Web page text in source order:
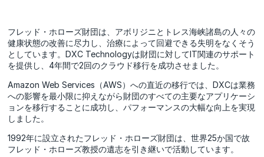
フレッド・ホローズ財団は、アボリジニとトレス海峡諸島の人々の
健康状態の改善に尽力し、治療によって回避できる失明をなくそう
としています。DXC Technologyは財団に対してIT関連のサポート
を提供し、4年間で2回のクラウド移行を成功させました。
Amazon Web Services（AWS）への直近の移行では、DXCは業務
への影響を最小限に抑えながら財団のすべての主要なアプリケーシ
ョンを移行することに成功し、パフォーマンスの大幅な向上を実現
しました。
1992年に設立されたフレッド・ホローズ財団は、世界25か国で故
フレッド・ホローズ教授の遺志を引き継いで活動しています。